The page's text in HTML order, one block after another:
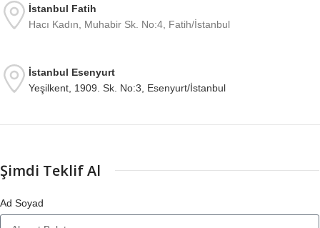
İstanbul Fatih
Hacı Kadın, Muhabir Sk. No:4, Fatih/İstanbul
İstanbul Esenyurt
Yeşilkent, 1909. Sk. No:3, Esenyurt/İstanbul
Şimdi Teklif Al
Ad Soyad